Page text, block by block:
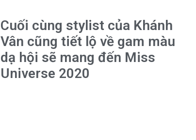
Cuối cùng stylist của Khánh
Vân cũng tiết lộ về gam màu
dạ hội sẽ mang đến Miss
Universe 2020